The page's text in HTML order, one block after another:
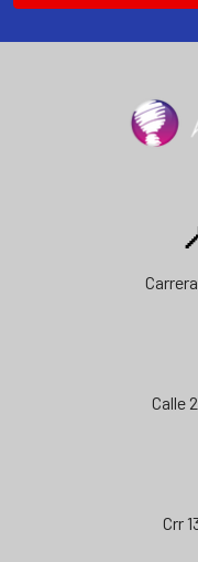
Calle
Crr